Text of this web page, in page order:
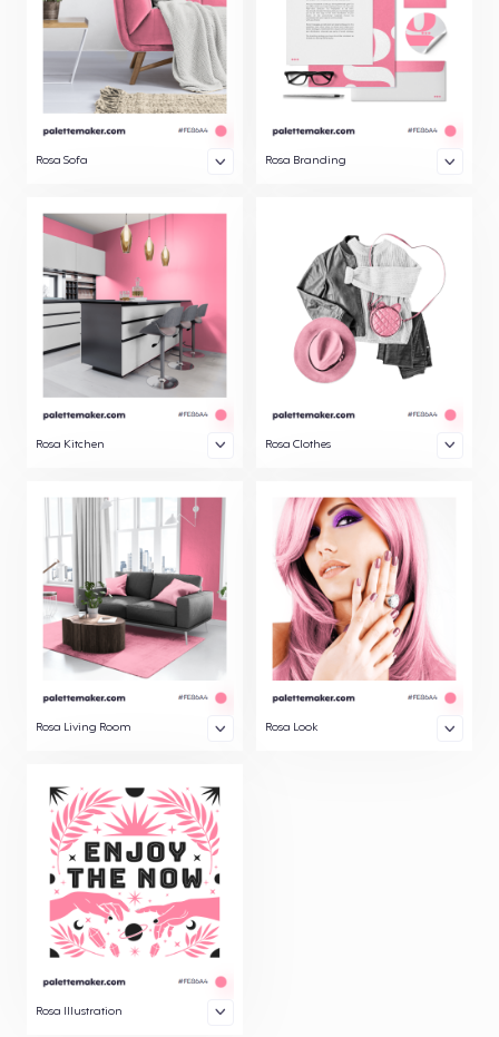
Rosa Sofa Rosa Branding
Rosa Kitchen Rosa Clothes
Rosa Living Room Rosa Look
Rosa Illustration